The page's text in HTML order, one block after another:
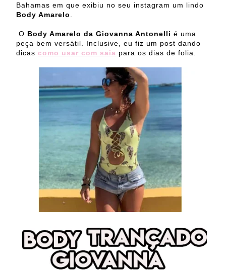
Bahamas em que exibiu no seu instagram um lindo
Body Amarelo
O Body Amarelo da Giovanna Antonelli é uma
peça bem versátil. Inclusive, eu fiz um post dando
dicas como usar com saia para os dias de folia.